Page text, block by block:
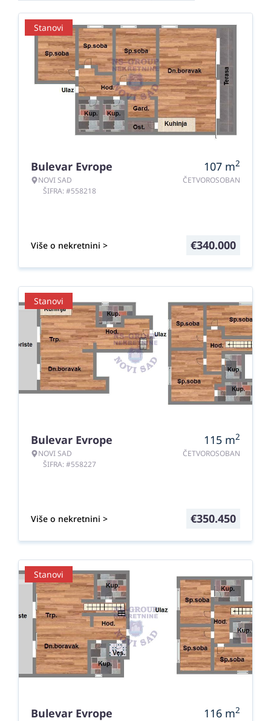
Stanovi
Bulevar Evrope
NOVI SAD
ŠIFRA: #558218
107 m2
ČETVOROSOBAN
Više o nekretnini > €340.000
Stanovi
Bulevar Evrope
NOVI SAD
ŠIFRA: #558227
115 m2
ČETVOROSOBAN
Više o nekretnini > €350.450
Stanovi
Bulevar Evrope 116 m2